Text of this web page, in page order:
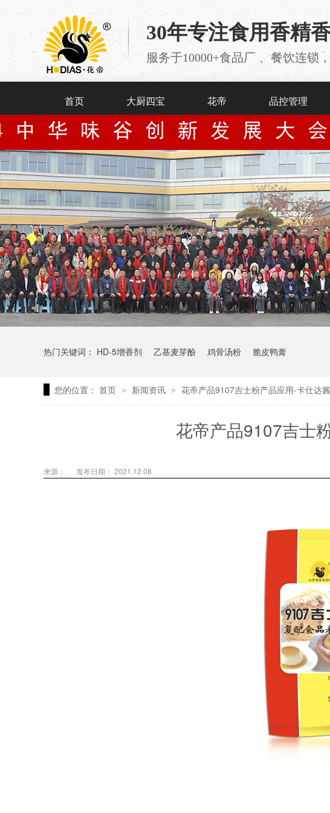
30年专注食用香精
服务于10000+食品厂 、餐饮连锁
首页 大厨四宝 花帝 品控管理
热门关键词： HD-5增香剂 乙基麦芽酚 鸡骨汤粉 脆皮鸭膏
您的位置： 首页 > 新闻资讯 > 花帝产品9107吉士粉产品应用-卡仕达酱
花帝产品9107吉士
来源： 发布日期： 2021.12.08